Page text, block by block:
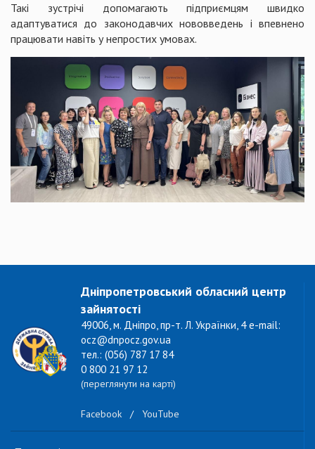
Такі зустрічі допомагають підприємцям швидко
адаптуватися до законодавчих нововведень і впевнено
працювати навіть у непростих умовах.
Дніпропетровський обласний центр
зайнятості
49006, м. Дніпро, пр-т. Л. Українки, 4 e-mail:
ocz@dnpocz.gov.ua
тел.: (056) 787 17 84
0 800 21 97 12
(переглянути на карті)
Facebook / YouTube